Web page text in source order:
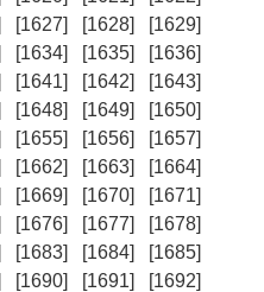
[1627] [1628]
[1629]
[1634] [1635]
[1636]
[1641] [1642]
[1643]
[1648] [1649]
[1650]
[1655] [1656]
[1657]
[1662] [1663]
[1664]
[1669] [1670]
[1671]
[1676] [1677]
[1678]
[1683] [1684]
[1685]
[1690] [1691]
[1692]